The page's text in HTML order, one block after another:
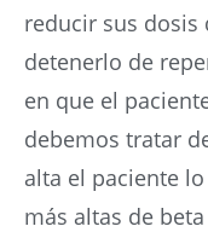
reducir sus dosis
detenerlo de
en que el
debemos tratar
alta el paciente
más altas de